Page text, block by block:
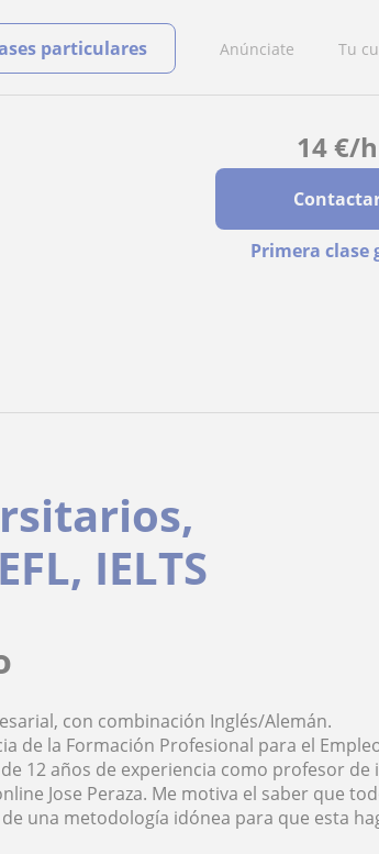
Anúnciate Tu
particulares
14€/h
Primera clase
IELTS
con combinación Inglés/Alemán.
de la Formación Profesional para el
12 años de experiencia como profesor de
Jose Peraza. Me motiva el saber que
una metodología idónea para que esta